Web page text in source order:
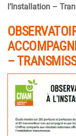
l’Installation –
–